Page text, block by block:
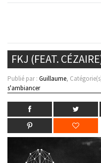
FKJ (FEAT.
Publié par : Guillaume,
s'ambiancer